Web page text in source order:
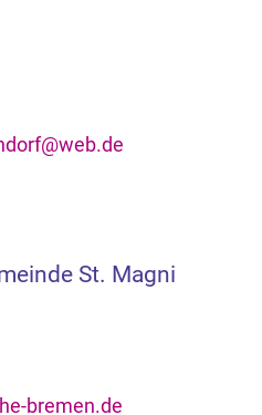
St. Magni
bremen.de